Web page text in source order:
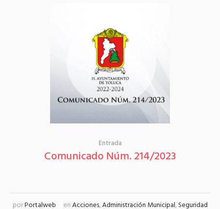
Entrada
Comunicado Núm. 214/2023
porPortalweb enAcciones,Administración Municipal,Seguridad